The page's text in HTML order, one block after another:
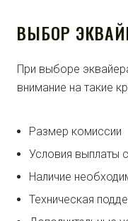
ВЫБОР
При выборе
внимание на такие
Размер комиссии
Условия выплаты
Наличие
Техническая